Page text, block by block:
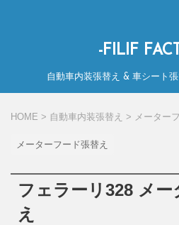
-FILIF
自動車内装張替え & 車シート
HOME > 自動車内装張替え > メーター
メーターフード張替え
フェラーリ328 メ
え